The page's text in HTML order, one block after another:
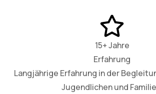
15+ Jahre
Erfahrung
Langjährige Erfahrung in der
Jugendlichen und